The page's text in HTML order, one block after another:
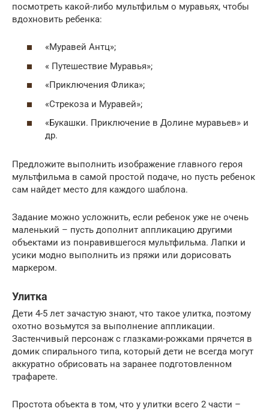
посмотреть какой-либо мультфильм о муравьях, чтобы
вдохновить ребенка:
«Муравей Антц»;
« Путешествие Муравья»;
«Приключения Флика»;
«Стрекоза и Муравей»;
«Букашки. Приключение в Долине муравьев» и
др.
Предложите выполнить изображение главного героя
мультфильма в самой простой подаче, но пусть ребенок
сам найдет место для каждого шаблона.
Задание можно усложнить, если ребенок уже не очень
маленький – пусть дополнит аппликацию другими
объектами из понравившегося мультфильма. Лапки и
усики модно выполнить из пряжи или дорисовать
маркером.
Улитка
Дети 4-5 лет зачастую знают, что такое улитка, поэтому
охотно возьмутся за выполнение аппликации.
Застенчивый персонаж с глазками-рожками прячется в
домик спирального типа, который дети не всегда могут
аккуратно обрисовать на заранее подготовленном
трафарете.
Простота объекта в том, что у улитки всего 2 части –